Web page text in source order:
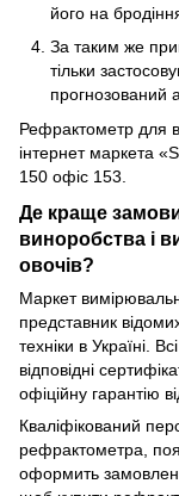
його на
За таким же
тільки
прогнозований
Рефрактометр для
інтернет маркета
150 офіс 153.
Де краще
виноробства і
овочів?
Маркет
представник
техніки в Україні.
відповідні
офіційну гарантію
Кваліфікований
рефрактометра,
оформить